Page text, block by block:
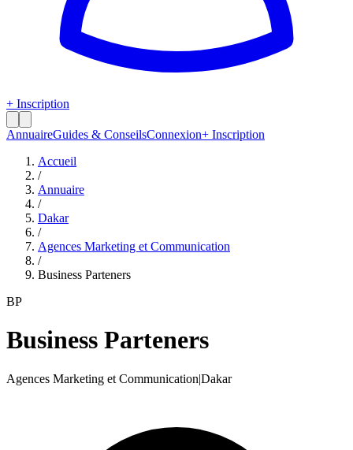
+ Inscription
AnnuaireGuides & ConseilsConnexion+ Inscription
Accueil
/
Annuaire
/
Dakar
/
Agences Marketing et Communication
/
Business Parteners
BP
Business Parteners
Agences Marketing et Communication|Dakar